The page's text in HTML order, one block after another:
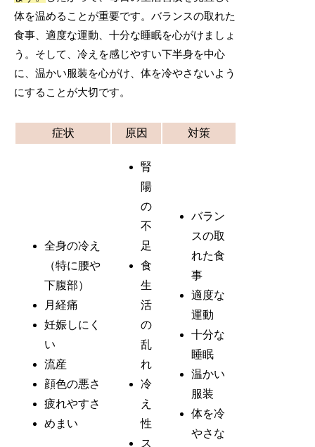
体を温めることが重要です。バランスの取れた
食事、適度な運動、十分な睡眠を心がけましょ
う。そして、冷えを感じやすい下半身を中心
に、温かい服装を心がけ、体を冷やさないよう
にすることが大切です。
症状 原因 対策
全身の冷え
（特に腰や
下腹部）
月経痛
妊娠しにく
い
流産
顔色の悪さ
疲れやすさ
めまい
腎
陽
の
不
足
食
生
活
の
乱
れ
冷
え
性
ス
バラン
スの取
れた食
事
適度な
運動
十分な
睡眠
温かい
服装
体を冷
やさな